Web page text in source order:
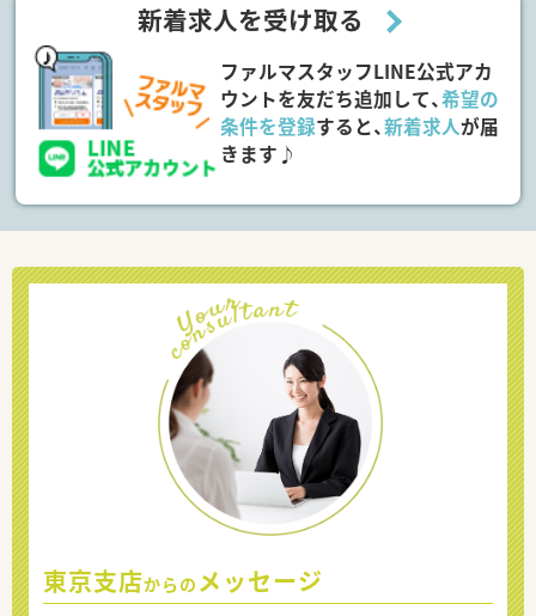
新着求人を受け取る
ファルマスタッフLINE公式アカ
ウントを友だち追加して、希望の
条件を登録すると、新着求人が届
きます♪
東京支店からの メッセージ